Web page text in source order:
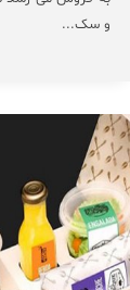
و سک...